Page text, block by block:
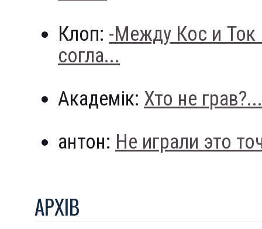
Клоп: -Между Кос и
согла...
Академік: Хто не грав?...
антон: Не играли это
АРХIВ